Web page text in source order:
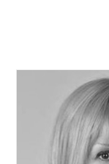
О ПРОЕКТЕ
ОБРАТНАЯ СВЯЗЬ